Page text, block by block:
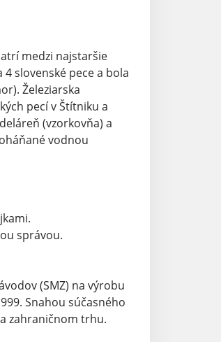
medzi najstaršie
slovenské pece a bola
Železiarska
pecí v Štítniku a
(vzorkovňa) a
vodnou
správou.
(SMZ) na výrobu
Snahou súčasného
zahraničnom trhu.